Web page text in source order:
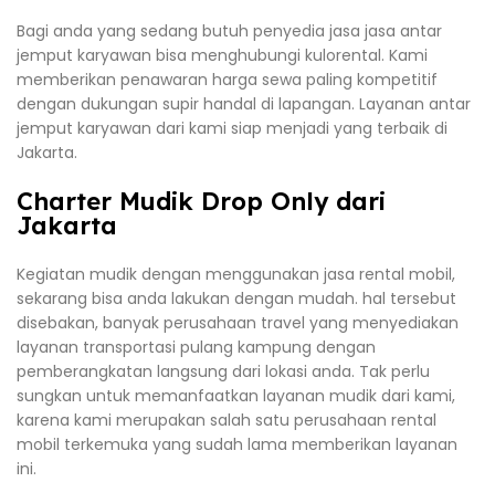
Bagi anda yang sedang butuh penyedia jasa jasa antar
jemput karyawan bisa menghubungi kulorental. Kami
memberikan penawaran harga sewa paling kompetitif
dengan dukungan supir handal di lapangan. Layanan antar
jemput karyawan dari kami siap menjadi yang terbaik di
Jakarta.
Charter Mudik Drop Only dari
Jakarta
Kegiatan mudik dengan menggunakan jasa rental mobil,
sekarang bisa anda lakukan dengan mudah. hal tersebut
disebakan, banyak perusahaan travel yang menyediakan
layanan transportasi pulang kampung dengan
pemberangkatan langsung dari lokasi anda. Tak perlu
sungkan untuk memanfaatkan layanan mudik dari kami,
karena kami merupakan salah satu perusahaan rental
mobil terkemuka yang sudah lama memberikan layanan
ini.